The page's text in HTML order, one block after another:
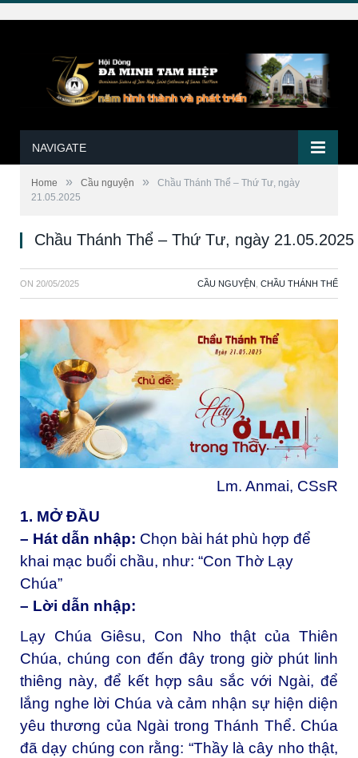
NAVIGATE
Home » Cầu nguyện »
Chầu Thánh Thể – Thứ Tư, ngày
21.05.2025
Chầu Thánh Thể – Thứ Tư, ngày 21.05.2025
ON 20/05/2025 CẦU NGUYỆN CHẦU THÁNH THỂ
Lm. Anmai, CSsR
1. MỞ ĐẦU
– Hát dẫn nhập: Chọn bài hát phù hợp để
khai mạc buổi chầu, như: “Con Thờ Lạy
Chúa”
– Lời dẫn nhập:
Lạy Chúa Giêsu, Con Nho thật của Thiên
Chúa, chúng con đến đây trong giờ phút linh
thiêng này, để kết hợp sâu sắc với Ngài, để
lắng nghe lời Chúa và cảm nhận sự hiện diện
yêu thương của Ngài trong Thánh Thể. Chúa
đã dạy chúng con rằng: “Thầy là cây nho thật,